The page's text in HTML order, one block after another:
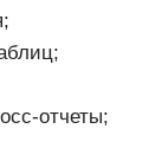
отчеты;